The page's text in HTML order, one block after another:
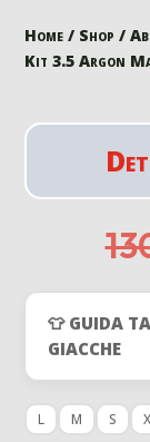
Home / Shop /
Kit 3.5 Argon
👕 GUIDA
GIACCHE
L M S